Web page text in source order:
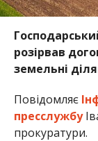
розірвав
земельні
Повідомляє
пресслужбу
прокуратури.